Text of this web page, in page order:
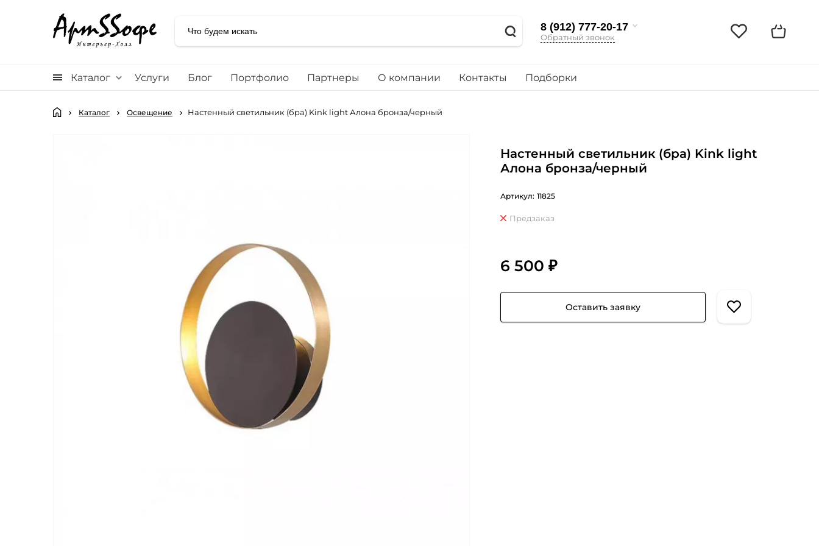
8 (912) 777-20-17
Обратный звонок
Каталог Услуги Блог Портфолио Партнеры О компании Контакты Подборки
Каталог Освещение Настенный светильник (бра) Kink light Алона бронза/черный
Настенный светильник (бра) Kink light
Алона бронза/черный
Артикул: 11825
Предзаказ
6 500 ₽
Оставить заявку